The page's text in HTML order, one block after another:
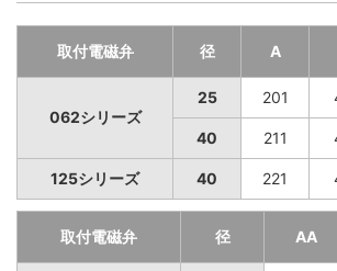
取付電磁弁 径 A
062シリーズ
25 201
40 211
125シリーズ 40 221
取付電磁弁 径 AA